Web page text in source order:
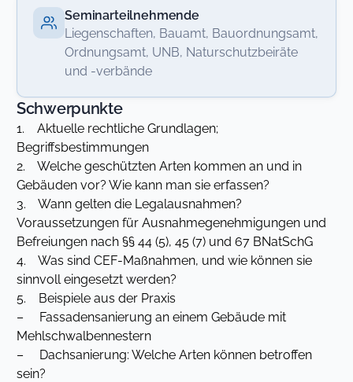
Seminarteilnehmende
Liegenschaften, Bauamt, Bauordnungsamt,
Ordnungsamt, UNB, Naturschutzbeiräte
und -verbände
Schwerpunkte
1. Aktuelle rechtliche Grundlagen;
Begriffsbestimmungen
2. Welche geschützten Arten kommen an und in
Gebäuden vor? Wie kann man sie erfassen?
3. Wann gelten die Legalausnahmen?
Voraussetzungen für Ausnahmegenehmigungen und
Befreiungen nach §§ 44 (5), 45 (7) und 67 BNatSchG
4. Was sind CEF-Maßnahmen, und wie können sie
sinnvoll eingesetzt werden?
5. Beispiele aus der Praxis
– Fassadensanierung an einem Gebäude mit
Mehlschwalbennestern
– Dachsanierung: Welche Arten können betroffen
sein?